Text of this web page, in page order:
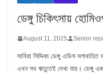
ডেঙ্গু চিকিৎসায়
August 11, 2025 Senior
সাবিয়া সিদ্দিকা ডেঙ্গু এডিস
এখন সব ঋতুতেই দেখা যায়। ডেঙ্গু